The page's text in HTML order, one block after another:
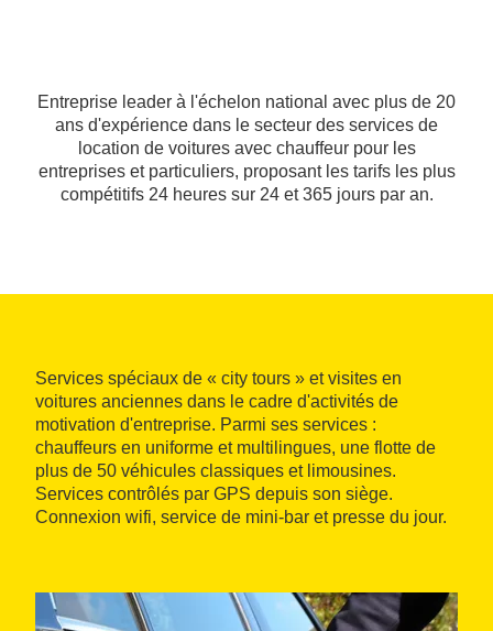
Entreprise leader à l'échelon national avec plus de 20
ans d'expérience dans le secteur des services de
location de voitures avec chauffeur pour les
entreprises et particuliers, proposant les tarifs les plus
compétitifs 24 heures sur 24 et 365 jours par an.
Services spéciaux de « city tours » et visites en
voitures anciennes dans le cadre d'activités de
motivation d'entreprise. Parmi ses services :
chauffeurs en uniforme et multilingues, une flotte de
plus de 50 véhicules classiques et limousines.
Services contrôlés par GPS depuis son siège.
Connexion wifi, service de mini-bar et presse du jour.